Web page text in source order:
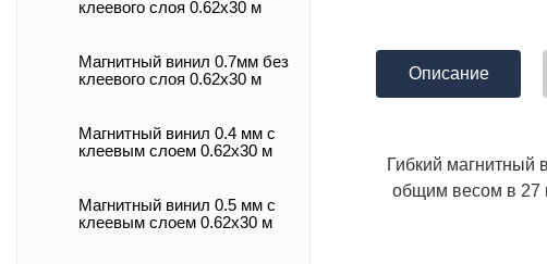
клеевого слоя 0.62x30 м
Магнитный винил 0.7мм без
клеевого слоя 0.62x30 м
Магнитный винил 0.4 мм с
клеевым слоем 0.62x30 м
Магнитный винил 0.5 мм с
клеевым слоем 0.62x30 м
Описание
Гибкий магнитный
общим весом в 27